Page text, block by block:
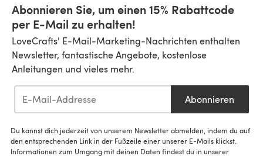
Abonnieren Sie, um einen 15% Rabattcode
per E-Mail zu erhalten!
LoveCrafts' E-Mail-Marketing-Nachrichten enthalten
Newsletter, fantastische Angebote, kostenlose
Anleitungen und vieles mehr.
Abonnieren
Du kannst dich jederzeit von unserem Newsletter abmelden, indem du auf
den entsprechenden Link in der Fußzeile einer unserer E-Mails klickst.
Informationen zum Umgang mit deinen Daten findest du in unserer